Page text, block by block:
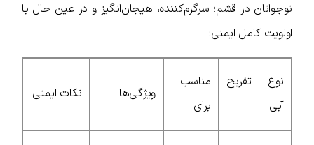
نوجوانان در قشم؛ سرگرم‌کننده، هیجان‌انگیز و در عین حال با
اولویت کامل ایمنی:
نوع تفریح
آبی
مناسب
برای
ویژگی‌ها نکات ایمنی